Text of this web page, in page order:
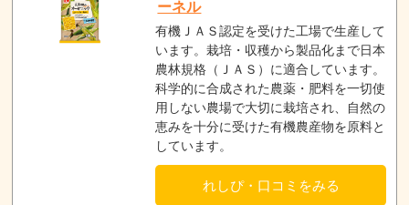
ーネル
有機ＪＡＳ認定を受けた工場で生産して
います。栽培・収穫から製品化まで日本
農林規格（ＪＡＳ）に適合しています。
科学的に合成された農薬・肥料を一切使
用しない農場で大切に栽培され、自然の
恵みを十分に受けた有機農産物を原料と
しています。
れしぴ・口コミをみる